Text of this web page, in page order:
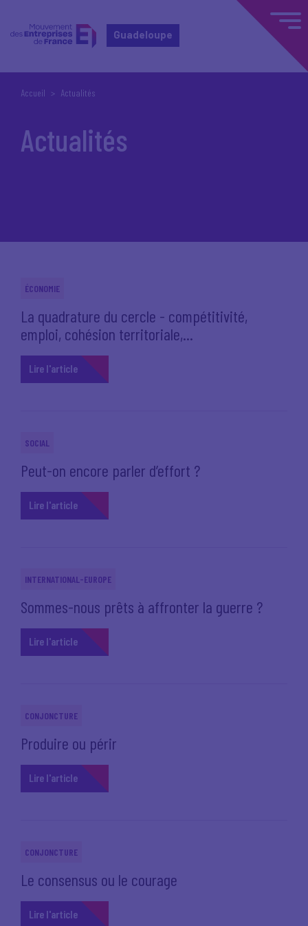
Guadeloupe
Accueil Actualités
Actualités
ÉCONOMIE
La quadrature du cercle - compétitivité,
emploi, cohésion territoriale,...
Lire l'article
SOCIAL
Peut-on encore parler d’effort ?
Lire l'article
INTERNATIONAL-EUROPE
Sommes-nous prêts à affronter la guerre ?
Lire l'article
CONJONCTURE
Produire ou périr
Lire l'article
CONJONCTURE
Le consensus ou le courage
Lire l'article